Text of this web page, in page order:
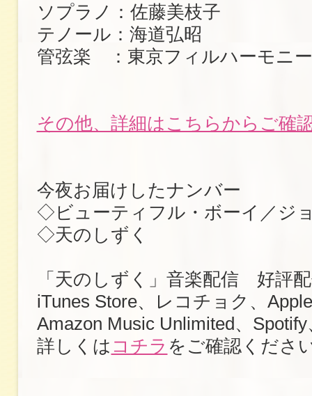
ソプラノ：佐藤美枝子
テノール：海道弘昭
管弦楽 ：東京フィルハーモニ
その他、詳細はこちらからご確
今夜お届けしたナンバー
◇ビューティフル・ボーイ／ジ
◇天のしずく
「天のしずく」音楽配信 好評
iTunes Store、レコチョク、
Amazon Music Unlimited、
詳しくは コチラ をご確認くださ